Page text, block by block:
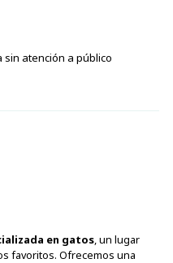
sin atención a público
en gatos, un lugar
favoritos. Ofrecemos una